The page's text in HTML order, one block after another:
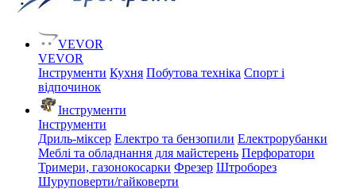
VEVOR
VEVOR
Інструменти Кухня Побутова техніка Спорт і
відпочинок
Інструменти
Інструменти
Дриль-міксер Електро та бензопили Електрорубанки
Меблі та обладнання для майстерень Перфоратори
Тримери, газонокосарки Фрезер Штроборез
Шуруповерти/гайковерти